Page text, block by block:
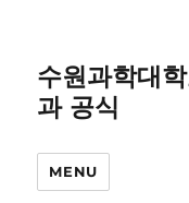
수원과학대
과 공식
MENU